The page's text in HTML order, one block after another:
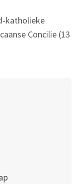
katholieke
Concilie (13